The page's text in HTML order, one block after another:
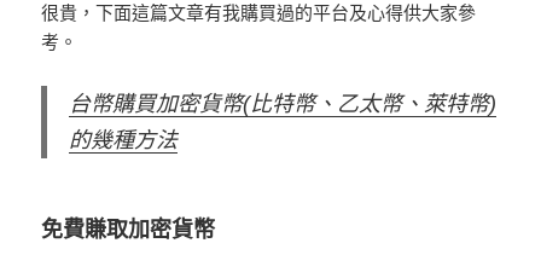
很貴，下面這篇文章有我購買過的平台及心得供大家參
考。
台幣購買加密貨幣(比特幣、乙太幣、萊特幣)
的幾種方法
免費賺取加密貨幣